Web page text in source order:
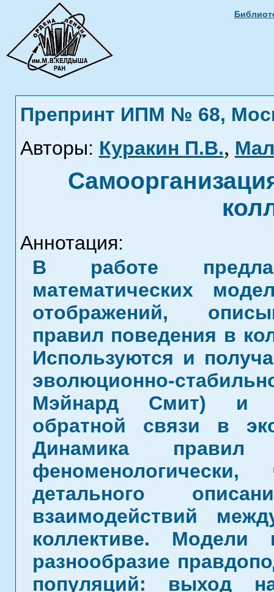
Препринт ИПМ № 68,
Авторы: Куракин П.В.,
Аннотация:
В работе
математических
отображений,
правил поведения в
Используются и
эволюционно-
Мэйнард Смит) и
обратной связи в
Динамика правил
детального
взаимодействий
коллективе. Модели
разнообразие
популяций: выход